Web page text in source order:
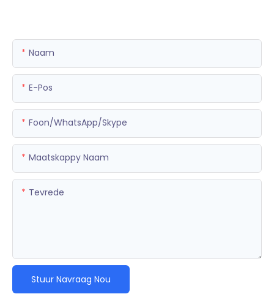
Naam
E-Pos
Foon/WhatsApp/Skype
Maatskappy Naam
Tevrede
Stuur Navraag Nou